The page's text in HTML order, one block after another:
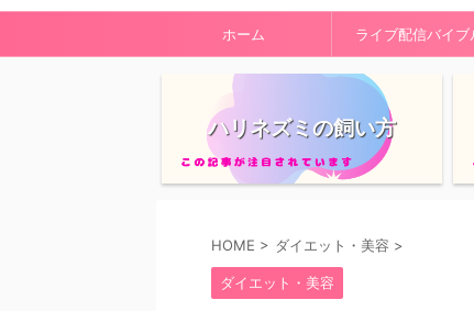
ホーム ライブ配信バイブ
ハリネズミの飼い方
HOME > ダイエット・美容 >
ダイエット・美容